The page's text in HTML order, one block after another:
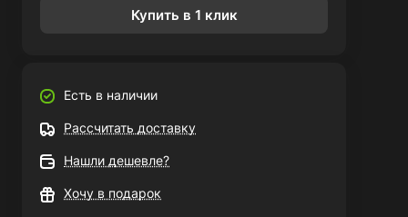
Купить в 1 клик
Есть в наличии
Рассчитать доставку
Нашли дешевле?
Хочу в подарок